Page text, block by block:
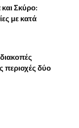
Σκύρο:
με κατά
περιοχές δύο